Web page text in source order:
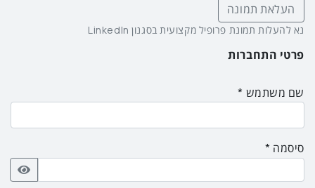
העלאת תמונה
נא להעלות תמונת פרופיל מקצועית בסגנון LinkedIn
פרטי התחברות
שם משתמש
סיסמה